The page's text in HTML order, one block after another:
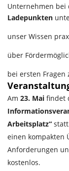
Unternehmen bei
Ladepunkten
unser Wissen
über
bei ersten
Am 23. Mai findet
Arbeitsplatz“
einen kompakten
Anforderungen
kostenlos.